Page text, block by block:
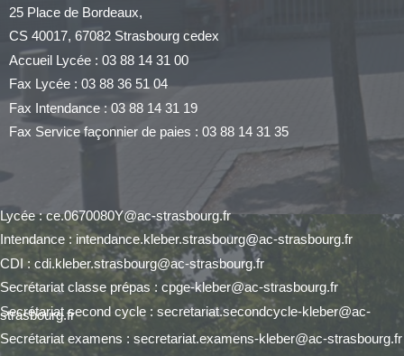
25 Place de Bordeaux,
CS 40017, 67082 Strasbourg cedex
Accueil Lycée : 03 88 14 31 00
Fax Lycée : 03 88 36 51 04
Fax Intendance : 03 88 14 31 19
Fax Service façonnier de paies : 03 88 14 31 35
Lycée : ce.0670080Y@ac-strasbourg.fr
Intendance : intendance.kleber.strasbourg@ac-strasbourg.fr
CDI : cdi.kleber.strasbourg@ac-strasbourg.fr
Secrétariat classe prépas : cpge-kleber@ac-strasbourg.fr
Secrétariat second cycle : secretariat.secondcycle-kleber@ac-
strasbourg.fr
Secrétariat examens : secretariat.examens-kleber@ac-strasbourg.fr